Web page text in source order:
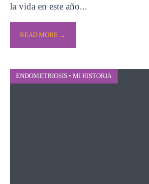
la vida en este año...
READ MORE →
ENDOMETRIOSIS • MI HISTORIA